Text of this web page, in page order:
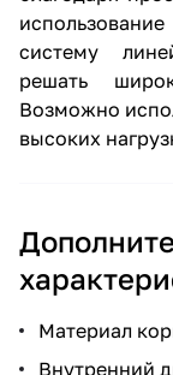
систему
решать
Возможно
высоких
Материал
Внутренний